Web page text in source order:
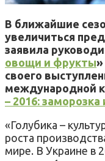
В ближайшие
увеличиться
заявила
овощи и фрукты»
своего
международной
– 2016:
«Голубика –
роста
мире. В Украине в